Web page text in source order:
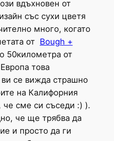
вдъхновен от
със сухи цветя
много, когато
от Bough +
50километра от
това
се вижда страшно
на Калифорния
че сме си съседи :) ).
че ще трябва да
и просто да ги